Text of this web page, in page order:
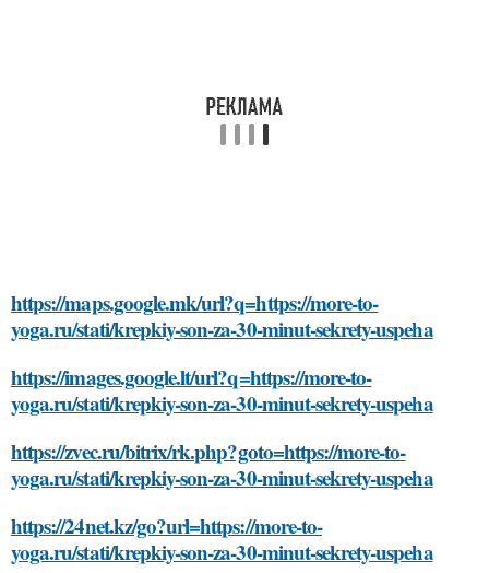
https://maps.google.mk/url?q=https://more-to-
yoga.ru/stati/krepkiy-son-za-30-minut-sekrety-uspeha
https://images.google.lt/url?q=https://more-to-
yoga.ru/stati/krepkiy-son-za-30-minut-sekrety-uspeha
https://zvec.ru/bitrix/rk.php?goto=https://more-to-
yoga.ru/stati/krepkiy-son-za-30-minut-sekrety-uspeha
https://24net.kz/go?url=https://more-to-
yoga.ru/stati/krepkiy-son-za-30-minut-sekrety-uspeha